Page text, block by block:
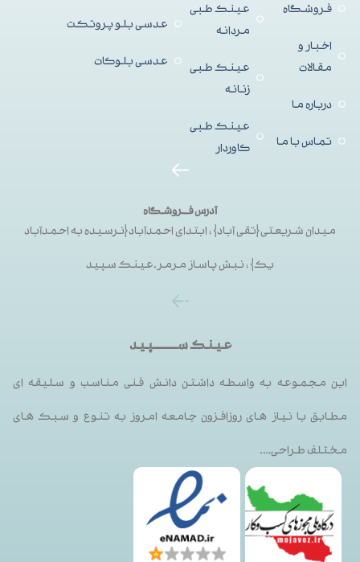
فروشگاه
اخبار و
مقالات
درباره ما
تماس با ما
عینک طبی
مردانه
عینک طبی
زنانه
عینک طبی
کاوردار
عدسی بلو پروتکت
عدسی بلوکات
آدرس فــروشگاه
میدان شریعتی{تقی آباد}، ابتدای احمدآباد{نرسیده به احمدآباد
یک}، نبش پاساز مرمر.عینک سپید
عینک ســـــــــپید
این مجموعه به واسطه داشتن دانش فنی مناسب و سلیقه ای
مطابق با نیاز های روزافزون جامعه امروز به تنوع و سبک های
مختلف طراحی….